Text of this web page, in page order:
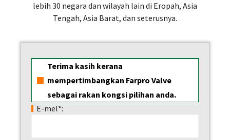
lebih 30 negara dan wilayah lain di Eropah, Asia
Tengah, Asia Barat, dan seterusnya.
Terima kasih kerana
mempertimbangkan Farpro Valve
sebagai rakan kongsi pilihan anda.
E-mel*: